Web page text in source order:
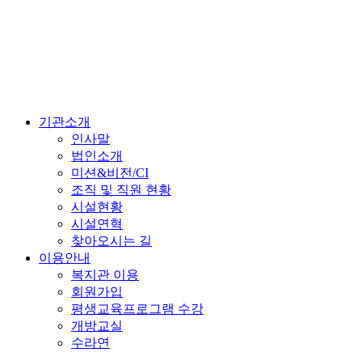
기관소개
인사말
법인소개
미션&비전/CI
조직 및 직원 현황
시설현황
시설연혁
찾아오시는 길
이용안내
복지관 이용
회원가입
평생교육프로그램 수강
개방교실
수라연